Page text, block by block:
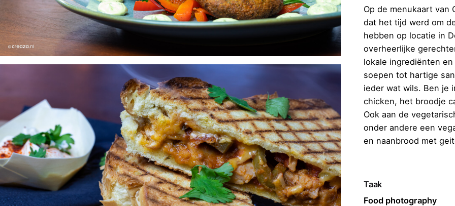
Op de menukaart van
dat het tijd werd om
hebben op locatie in
overheerlijke
lokale ingrediënten
soepen tot hartige
ieder wat wils. Ben je
chicken, het broodje
Ook aan de
onder andere een
en naanbrood met
Taak
Food photography